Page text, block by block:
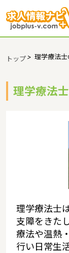
トップ> 理学療法士
理学療法
理学療法士
支障をきた
療法や温熱
行い日常生